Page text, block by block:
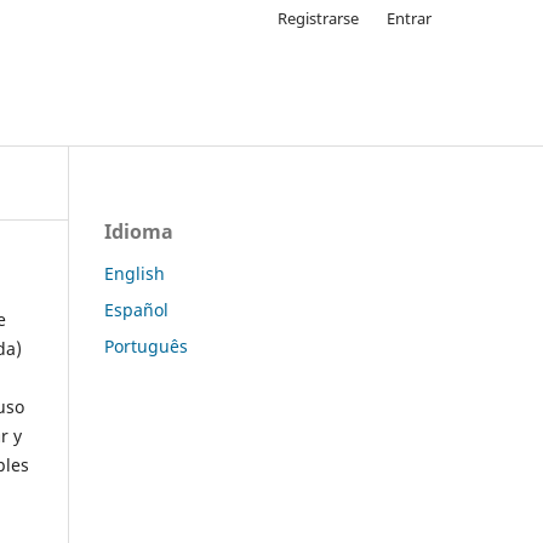
Registrarse Entrar
y
Idioma
English
Español
Português